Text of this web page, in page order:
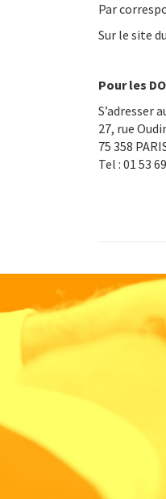
Par
Sur le site
Pour les
S’adresser
27, rue
75 358
Tel : 01 53